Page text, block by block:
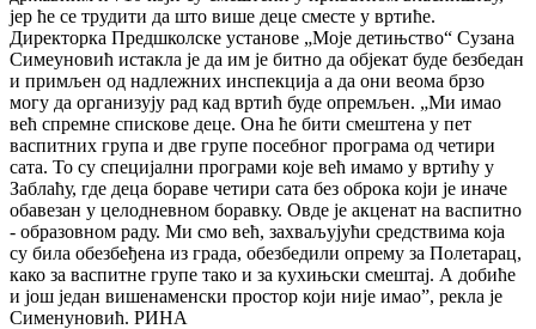
јер ће се трудити да што више деце сместе у вртиће.
Директорка Предшколске установе „Моје детињство“ Сузана
Симеуновић истакла је да им је битно да објекат буде безбедан
и примљен од надлежних инспекција а да они веома брзо
могу да организују рад кад вртић буде опремљен. „Ми имао
већ спремне спискове деце. Она ће бити смештена у пет
васпитних група и две групе посебног програма од четири
сата. То су специјални програми које већ имамо у вртићу у
Заблаћу, где деца бораве четири сата без оброка који је иначе
обавезан у целодневном боравку. Овде је акценат на васпитно
- образовном раду. Ми смо већ, захваљујући средствима која
су била обезбеђена из града, обезбедили опрему за Полетарац,
како за васпитне групе тако и за кухињски смештај. А добиће
и још један вишенаменски простор који није имао”, рекла је
Сименуновић. РИНА